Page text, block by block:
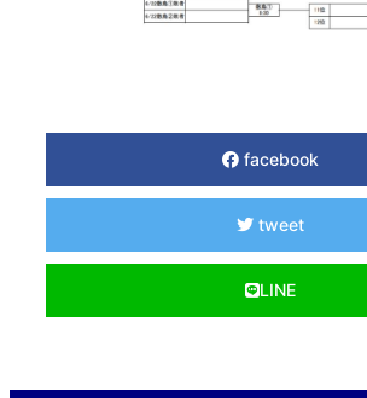
facebook
tweet
LINE